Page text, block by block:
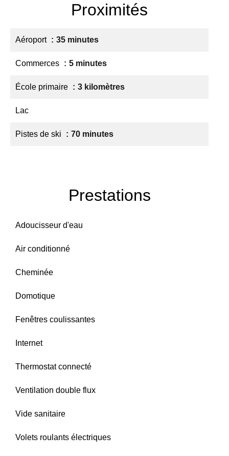
Proximités
Aéroport 35 minutes
Commerces 5 minutes
École primaire 3 kilomètres
Lac
Pistes de ski 70 minutes
Prestations
Adoucisseur d'eau
Air conditionné
Cheminée
Domotique
Fenêtres coulissantes
Internet
Thermostat connecté
Ventilation double flux
Vide sanitaire
Volets roulants électriques